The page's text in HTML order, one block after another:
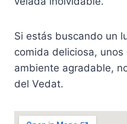
Si estás buscando un
comida deliciosa,
ambiente agradable,
del Vedat.